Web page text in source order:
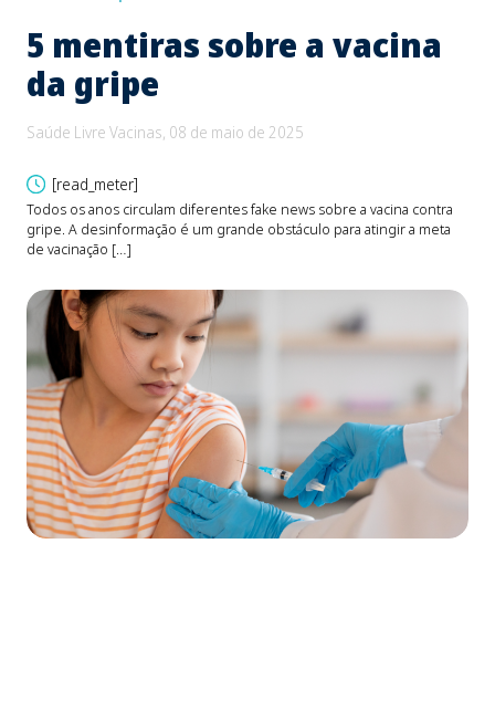
5 mentiras sobre a vacina
da gripe
Saúde Livre Vacinas, 08 de maio de 2025
[read_meter]
Todos os anos circulam diferentes fake news sobre a vacina contra
gripe. A desinformação é um grande obstáculo para atingir a meta
de vacinação […]